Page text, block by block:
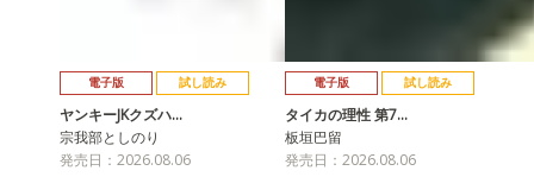
電子版 試し読み
ヤンキーJKクズハ…
宗我部としのり
発売日：2026.08.06
電子版 試し読み
タイカの理性 第7…
板垣巴留
発売日：2026.08.06